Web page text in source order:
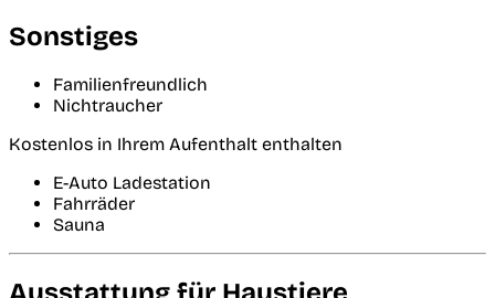
Sonstiges
Familienfreundlich
Nichtraucher
Kostenlos in Ihrem Aufenthalt enthalten
E-Auto Ladestation
Fahrräder
Sauna